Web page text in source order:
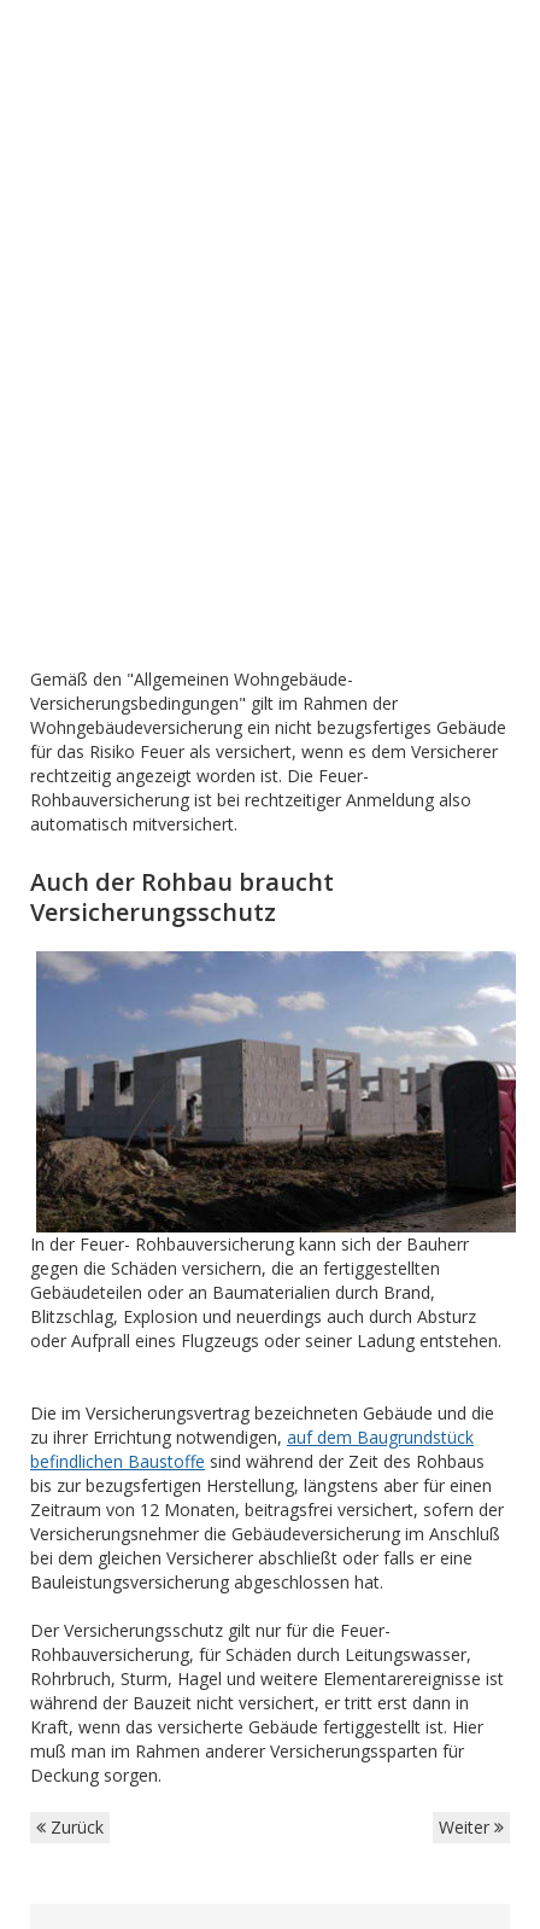
Gemäß den "Allgemeinen Wohngebäude-
Versicherungsbedingungen" gilt im Rahmen der
Wohngebäudeversicherung ein nicht bezugsfertiges Gebäude
für das Risiko Feuer als versichert, wenn es dem Versicherer
rechtzeitig angezeigt worden ist. Die Feuer-
Rohbauversicherung ist bei rechtzeitiger Anmeldung also
automatisch mitversichert.
Auch der Rohbau braucht
Versicherungsschutz
In der Feuer- Rohbauversicherung kann sich der Bauherr
gegen die Schäden versichern, die an fertiggestellten
Gebäudeteilen oder an Baumaterialien durch Brand,
Blitzschlag, Explosion und neuerdings auch durch Absturz
oder Aufprall eines Flugzeugs oder seiner Ladung entstehen.
Die im Versicherungsvertrag bezeichneten Gebäude und die
zu ihrer Errichtung notwendigen, auf dem Baugrundstück
befindlichen Baustoffe sind während der Zeit des Rohbaus
bis zur bezugsfertigen Herstellung, längstens aber für einen
Zeitraum von 12 Monaten, beitragsfrei versichert, sofern der
Versicherungsnehmer die Gebäudeversicherung im Anschluß
bei dem gleichen Versicherer abschließt oder falls er eine
Bauleistungsversicherung abgeschlossen hat.
Der Versicherungsschutz gilt nur für die Feuer-
Rohbauversicherung, für Schäden durch Leitungswasser,
Rohrbruch, Sturm, Hagel und weitere Elementarereignisse ist
während der Bauzeit nicht versichert, er tritt erst dann in
Kraft, wenn das versicherte Gebäude fertiggestellt ist. Hier
muß man im Rahmen anderer Versicherungssparten für
Deckung sorgen.
Zurück Weiter